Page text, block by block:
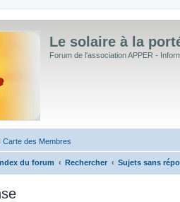
Le solaire à la
Forum de l'association APPER -
Carte des Membres
du forum Rechercher Sujets sans